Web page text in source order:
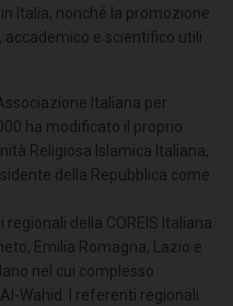
Italia, nonché la promozione
e scientifico utili
Italiana per
ha modificato il proprio
Religiosa Islamica Italiana,
della Repubblica come
della COREIS Italiana
Emilia Romagna, Lazio e
nel cui complesso
Wahid. I referenti regionali